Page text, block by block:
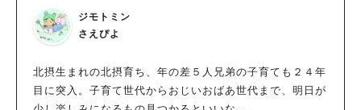
ジモトミン
さえぴよ
北摂生まれの北摂育ち、年の差５人兄弟の子育ても２４年
目に突入。子育て世代からおじいおばあ世代まで、明日が